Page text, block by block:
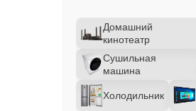
Домашний
кинотеатр
Сушильная
машина
Холодильник